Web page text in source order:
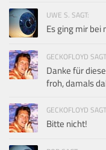
UWE S. SAGT:
Es ging mir bei
GECKOFLOYD
Danke für
froh, damals
GECKOFLOYD
Bitte nicht!